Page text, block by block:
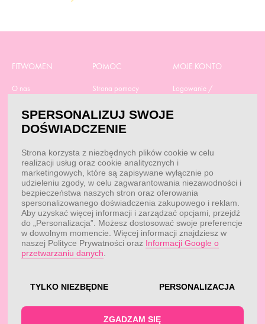
FITWOMEN
O nas
RODO
Obowiązek
Dane do przelewu
Przepisy
Blog
POMOC
Strona pomocy
Regulamin zakupów
Aktualne promocje
Odstąp od umowy tutaj
Dobór suplementacji
Kontakt
MOJE KONTO
Logowanie /
Moje zamówienia
KONTAKT
Obsługa klienta:
pon. - pt.: 7:00 - 18:00
Obsługa klienta:
reklamacje@fitwomen.pl
SPERSONALIZUJ SWOJE
DOŚWIADCZENIE
Strona korzysta z niezbędnych plików cookie w celu
realizacji usług oraz cookie analitycznych i
marketingowych, które są zapisywane wyłącznie po
udzieleniu zgody, w celu zagwarantowania niezawodności i
bezpieczeństwa naszych stron oraz oferowania
spersonalizowanego doświadczenia zakupowego i reklam.
Aby uzyskać więcej informacji i zarządzać opcjami, przejdź
do „Personalizacja”. Możesz dostosować swoje preferencje
w dowolnym momencie. Więcej informacji znajdziesz w
naszej Polityce Prywatności oraz Informacji Google o
przetwarzaniu danych
TYLKO NIEZBĘDNE PERSONALIZACJA
ZGADZAM SIĘ